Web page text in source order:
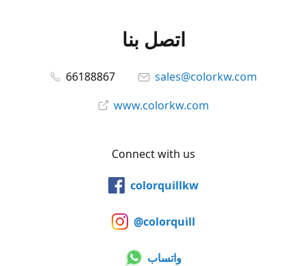
اتصل بنا
66188867
sales@colorkw.com
www.colorkw.com
Connect with us
colorquillkw
@colorquill
واتساب